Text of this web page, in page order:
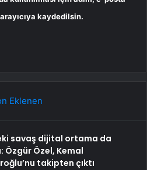
kaydedilsin.
Eklenen
savaş dijital ortama da
Özgür Özel, Kemal
takipten çıktı